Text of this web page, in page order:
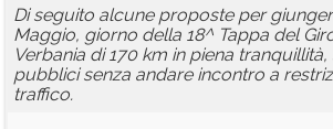
Di seguito alcune proposte per
Maggio, giorno della 18^ Tappa del
Verbania di 170 km in piena
pubblici senza andare incontro a
traffico.